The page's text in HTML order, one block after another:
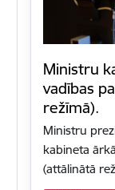
Ministru
vadības
režīmā).
Ministru
kabineta
(attālinātā